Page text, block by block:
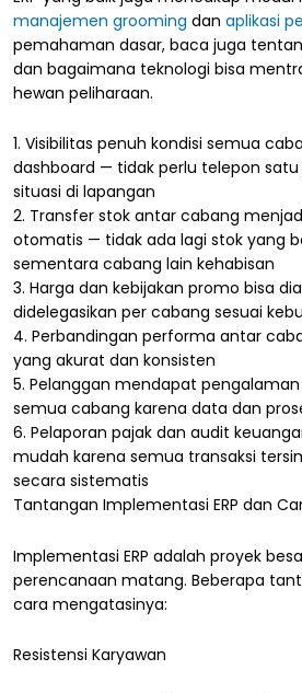
manajemen grooming dan aplikasi
pemahaman dasar, baca juga
dan bagaimana teknologi bisa
hewan peliharaan.
1. Visibilitas penuh kondisi semua
dashboard — tidak perlu telepon
situasi di lapangan
2. Transfer stok antar cabang
otomatis — tidak ada lagi stok yang
sementara cabang lain kehabisan
3. Harga dan kebijakan promo bisa
didelegasikan per cabang sesuai
4. Perbandingan performa antar
yang akurat dan konsisten
5. Pelanggan mendapat
semua cabang karena data dan
6. Pelaporan pajak dan audit
mudah karena semua transaksi
secara sistematis
Tantangan Implementasi ERP dan
Implementasi ERP adalah proyek
perencanaan matang. Beberapa
cara mengatasinya:
Resistensi Karyawan